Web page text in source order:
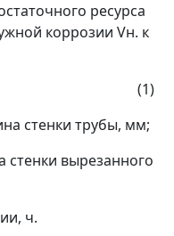
ресурса
коррозии Vн. к
стенки трубы, мм;
вырезанного
ч.